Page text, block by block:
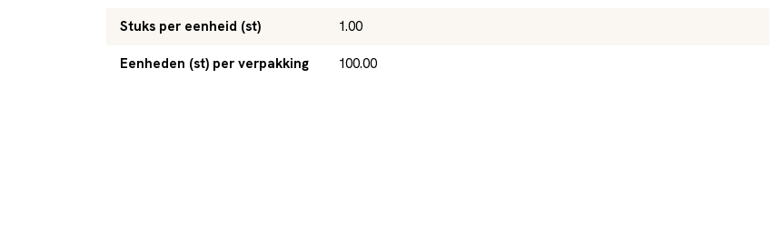
Stuks per eenheid (st) 1.00
Eenheden (st) per verpakking 100.00